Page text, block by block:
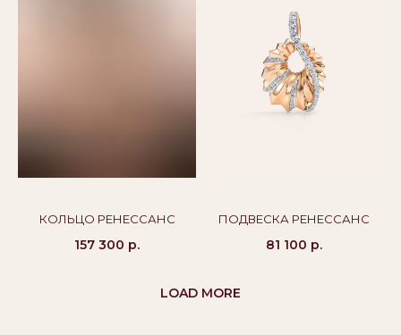
КОЛЬЦО РЕНЕССАНС
157 300 р.
ПОДВЕСКА РЕНЕССАНС
81 100 р.
LOAD MORE